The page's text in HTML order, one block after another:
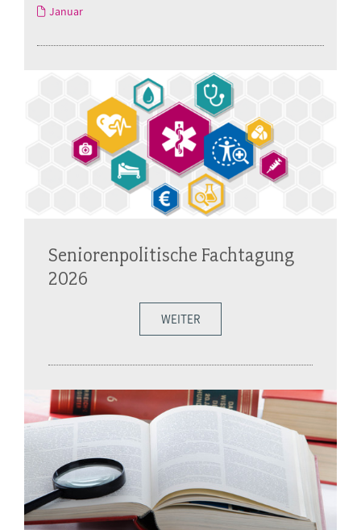
Januar
Seniorenpolitische Fachtagung
2026
WEITER